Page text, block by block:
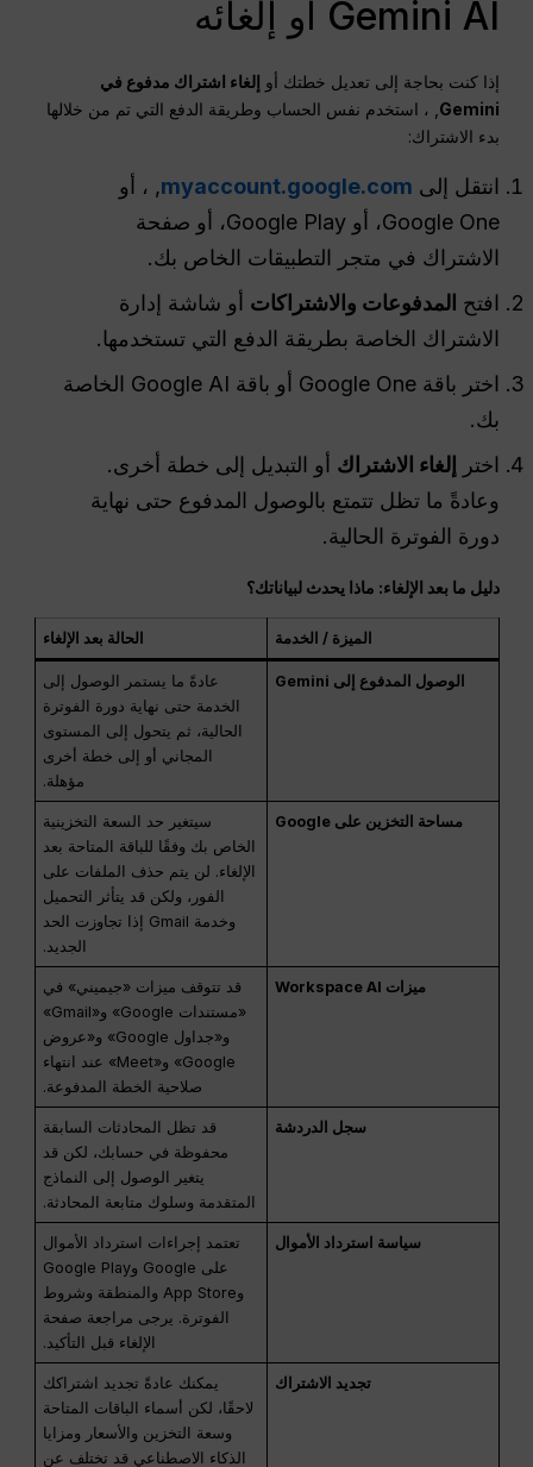
Gemini AI أو إلغائه
إذا كنت بحاجة إلى تعديل خطتك أو إلغاء اشتراك مدفوع في
Gemini , ، استخدم نفس الحساب وطريقة الدفع التي تم من خلالها
بدء الاشتراك:
انتقل إلى myaccount.google.com, ، أو
Google One، أو Google Play، أو صفحة
الاشتراك في متجر التطبيقات الخاص بك.
افتح المدفوعات والاشتراكات أو شاشة إدارة
الاشتراك الخاصة بطريقة الدفع التي تستخدمها.
اختر باقة Google One أو باقة Google AI الخاصة
بك.
اختر إلغاء الاشتراك أو التبديل إلى خطة أخرى.
وعادةً ما تظل تتمتع بالوصول المدفوع حتى نهاية
دورة الفوترة الحالية.
دليل ما بعد الإلغاء: ماذا يحدث لبياناتك؟
الميزة / الخدمة الحالة بعد الإلغاء
الوصول المدفوع إلى Gemini
عادةً ما يستمر الوصول إلى
الخدمة حتى نهاية دورة الفوترة
الحالية، ثم يتحول إلى المستوى
المجاني أو إلى خطة أخرى
مؤهلة.
مساحة التخزين على Google
سيتغير حد السعة التخزينية
الخاص بك وفقًا للباقة المتاحة بعد
الإلغاء. لن يتم حذف الملفات على
الفور، ولكن قد يتأثر التحميل
وخدمة Gmail إذا تجاوزت الحد
الجديد.
ميزات Workspace AI
قد تتوقف ميزات «جيميني» في
«مستندات Google» و«Gmail»
و«جداول Google» و«عروض
Google» و«Meet» عند انتهاء
صلاحية الخطة المدفوعة.
سجل الدردشة
قد تظل المحادثات السابقة
محفوظة في حسابك، لكن قد
يتغير الوصول إلى النماذج
المتقدمة وسلوك متابعة المحادثة.
سياسة استرداد الأموال
تعتمد إجراءات استرداد الأموال
على Google وGoogle Play
وApp Store والمنطقة وشروط
الفوترة. يرجى مراجعة صفحة
الإلغاء قبل التأكيد.
تجديد الاشتراك
يمكنك عادةً تجديد اشتراكك
لاحقًا، لكن أسماء الباقات المتاحة
وسعة التخزين والأسعار ومزايا
الذكاء الاصطناعي قد تختلف عن